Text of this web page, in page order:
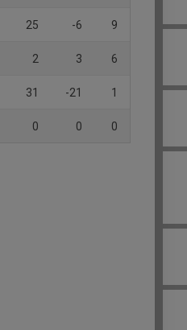
25 -6 9
2 3 6
31 -21 1
0 0 0